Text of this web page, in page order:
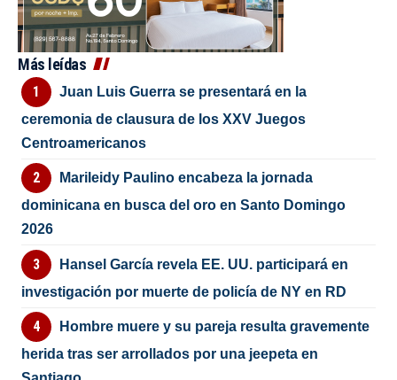
Más leídas
Juan Luis Guerra se presentará en la
ceremonia de clausura de los XXV Juegos
Centroamericanos
Marileidy Paulino encabeza la jornada
dominicana en busca del oro en Santo Domingo
2026
Hansel García revela EE. UU. participará en
investigación por muerte de policía de NY en RD
Hombre muere y su pareja resulta gravemente
herida tras ser arrollados por una jeepeta en